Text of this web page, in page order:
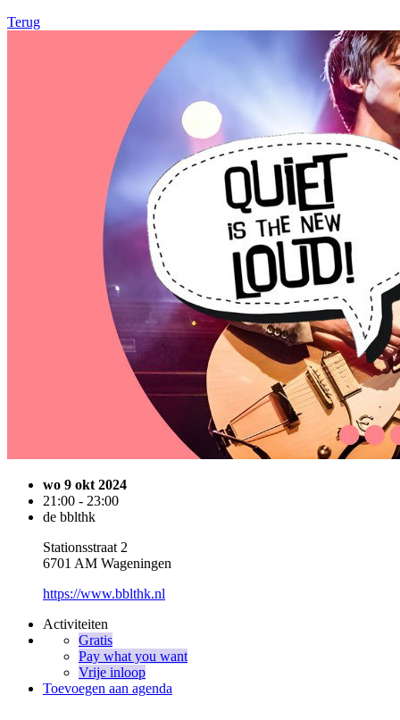
Terug
wo 9 okt 2024
21:00 - 23:00
de bblthk
Stationsstraat 2
6701 AM Wageningen
https://www.bblthk.nl
Activiteiten
Gratis
Pay what you want
Vrije inloop
Toevoegen aan agenda